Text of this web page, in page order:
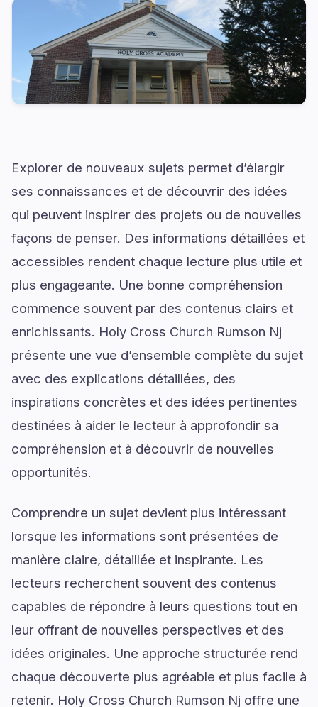
Explorer de nouveaux sujets permet d’élargir
ses connaissances et de découvrir des idées
qui peuvent inspirer des projets ou de nouvelles
façons de penser. Des informations détaillées et
accessibles rendent chaque lecture plus utile et
plus engageante. Une bonne compréhension
commence souvent par des contenus clairs et
enrichissants. Holy Cross Church Rumson Nj
présente une vue d’ensemble complète du sujet
avec des explications détaillées, des
inspirations concrètes et des idées pertinentes
destinées à aider le lecteur à approfondir sa
compréhension et à découvrir de nouvelles
opportunités.
Comprendre un sujet devient plus intéressant
lorsque les informations sont présentées de
manière claire, détaillée et inspirante. Les
lecteurs recherchent souvent des contenus
capables de répondre à leurs questions tout en
leur offrant de nouvelles perspectives et des
idées originales. Une approche structurée rend
chaque découverte plus agréable et plus facile à
retenir. Holy Cross Church Rumson Nj offre une